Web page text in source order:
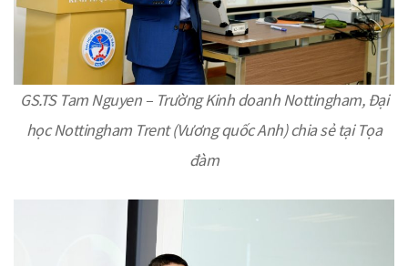
GS.TS Tam Nguyen – Trường Kinh doanh Nottingham, Đại
học Nottingham Trent (Vương quốc Anh) chia sẻ tại Tọa
đàm